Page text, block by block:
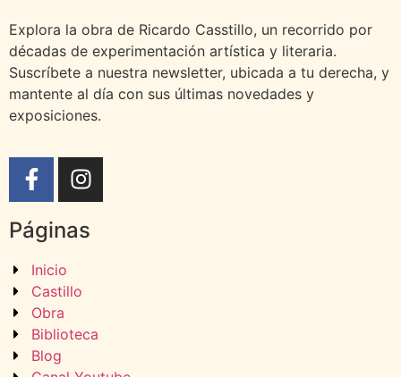
Explora la obra de Ricardo Casstillo, un recorrido por
décadas de experimentación artística y literaria.
Suscríbete a nuestra newsletter, ubicada a tu derecha, y
mantente al día con sus últimas novedades y
exposiciones.
Páginas
Inicio
Castillo
Obra
Biblioteca
Blog